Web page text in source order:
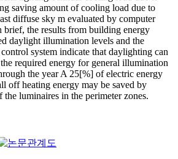
saving amount of cooling load due to
diffuse sky m evaluated by computer
the results from building energy
daylight illumination levels and the
system indicate that daylighting can
required energy for general illumination
the year A 25[%] of electric energy
off heating energy may be saved by
luminaires in the perimeter zones.